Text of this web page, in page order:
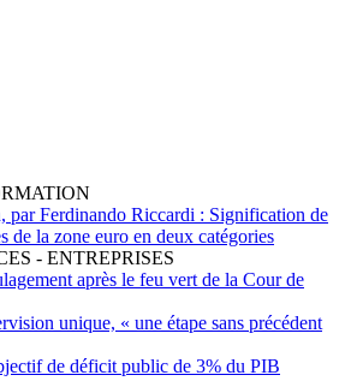
par Ferdinando Riccardi : Signification de
de la zone euro en deux catégories
- ENTREPRISES
après le feu vert de la Cour de
unique, « une étape sans précédent
de déficit public de 3% du PIB